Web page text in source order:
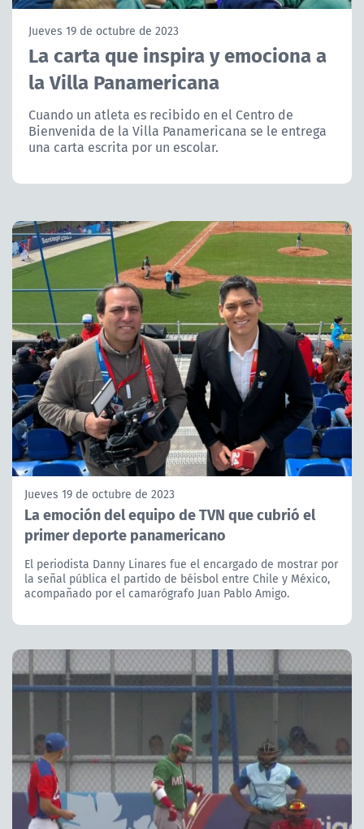
ACTUALIDAD Y TENDENCIAS
CORPORATIVO Y TRANSPARENCIA
CANAL DE DENUNCIAS
ÁREA DE PROYECTOS
Jueves 19 de octubre de 2023
La carta que inspira y emociona a
la Villa Panamericana
Cuando un atleta es recibido en el Centro de
Bienvenida de la Villa Panamericana se le entrega
una carta escrita por un escolar.
Jueves 19 de octubre de 2023
La emoción del equipo de TVN que cubrió el
primer deporte panamericano
El periodista Danny Linares fue el encargado de mostrar por
la señal pública el partido de béisbol entre Chile y México,
acompañado por el camarógrafo Juan Pablo Amigo.